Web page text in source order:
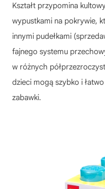
Kształt przypomina
wypustkami na pokrywie,
innymi pudełkami
fajnego systemu
w różnych
dzieci mogą szybko i
zabawki.